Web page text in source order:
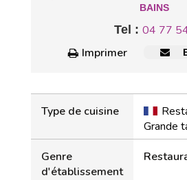
BAINS
Tel : 04 77
Imprimer
Type de cuisine
Grande
Genre
d'établissement